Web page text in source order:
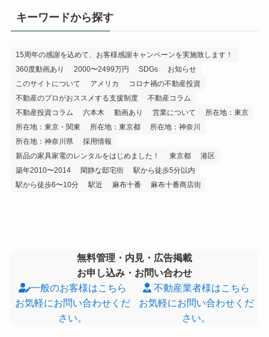
キーワードから探す
15周年の感謝を込めて、お客様感謝キャンペーンを実施致します！
360度動画あり
2000〜2499万円 SDGs
お知らせ
このサイトについて
アメリカ
コロナ禍の不動産投資
不動産のプロがおススメする支援制度
不動産コラム
不動産投資コラム
六本木 動画あり 営業について
所在地：東京
所在地：東京・関東
所在地：東京都
所在地：神奈川
所在地：神奈川県
採用情報
新品の家具家電のレンタルをはじめました！
東京都
港区
築年2010〜2014
閑静な邸宅街
駅から徒歩5分以内
駅から徒歩6〜10分
駅近 麻布十番 麻布十番商店街
無料管理・内見・広告掲載
お申し込み・お問い合わせ
一般のお客様はこちら
お気軽にお問い合わせくだ
さい。
不動産業者様はこちら
お気軽にお問い合わせくだ
さい。